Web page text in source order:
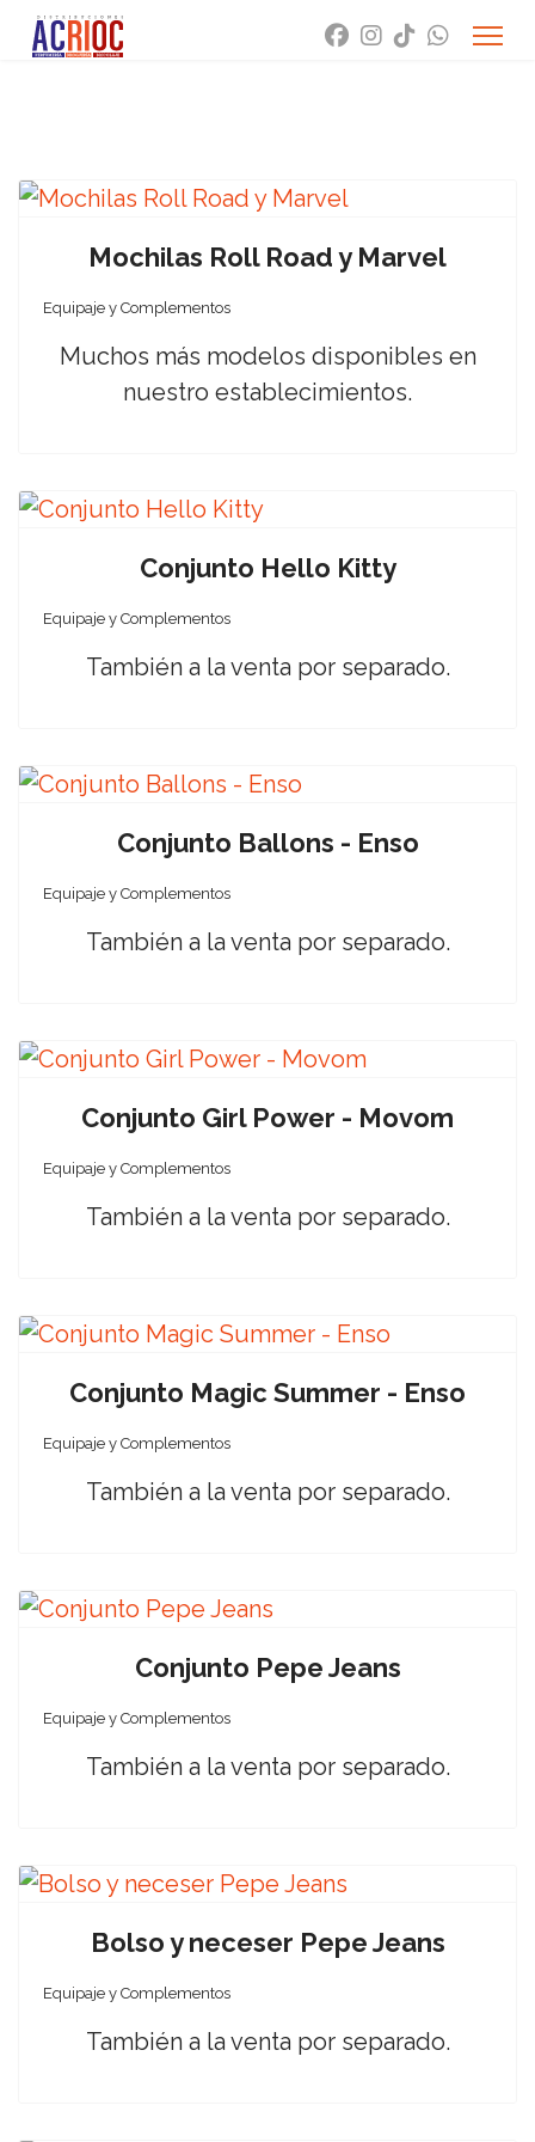
Mochilas Roll Road y Marvel
Equipaje y Complementos
Muchos más modelos disponibles en
nuestro establecimientos.
Conjunto Hello Kitty
Equipaje y Complementos
También a la venta por separado.
Conjunto Ballons - Enso
Equipaje y Complementos
También a la venta por separado.
Conjunto Girl Power - Movom
Equipaje y Complementos
También a la venta por separado.
Conjunto Magic Summer - Enso
Equipaje y Complementos
También a la venta por separado.
Conjunto Pepe Jeans
Equipaje y Complementos
También a la venta por separado.
Bolso y neceser Pepe Jeans
Equipaje y Complementos
También a la venta por separado.